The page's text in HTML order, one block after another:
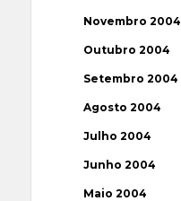
Novembro 2004
Outubro 2004
Setembro 2004
Agosto 2004
Julho 2004
Junho 2004
Maio 2004